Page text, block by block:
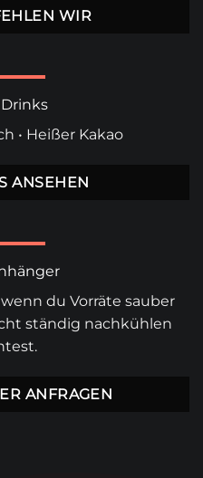
WIR
• Heißer Kakao
ANSEHEN
wenn du Vorräte sauber
ständig nachkühlen
ANFRAGEN